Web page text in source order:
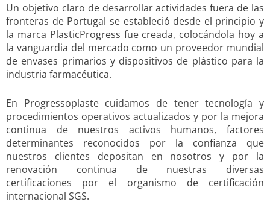
Un objetivo claro de desarrollar actividades fuera de las
fronteras de Portugal se estableció desde el principio y
la marca PlasticProgress fue creada, colocándola hoy a
la vanguardia del mercado como un proveedor mundial
de envases primarios y dispositivos de plástico para la
industria farmacéutica.
En Progressoplaste cuidamos de tener tecnología y
procedimientos operativos actualizados y por la mejora
continua de nuestros activos humanos, factores
determinantes reconocidos por la confianza que
nuestros clientes depositan en nosotros y por la
renovación continua de nuestras diversas
certificaciones por el organismo de certificación
internacional SGS.